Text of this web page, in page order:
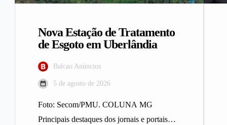
Nova Estação de Tratamento
de Esgoto em Uberlândia
Balcao Anúncios
5 de agosto de 2026
Foto: Secom/PMU. COLUNA MG
Principais destaques dos jornais e portais